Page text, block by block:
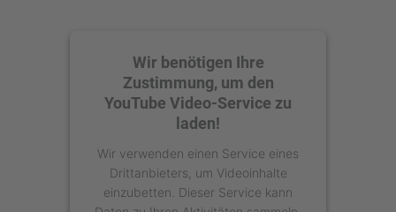
Wir benötigen Ihre
Zustimmung, um den
YouTube Video-Service zu
laden!
Wir verwenden einen Service eines
Drittanbieters, um Videoinhalte
einzubetten. Dieser Service kann